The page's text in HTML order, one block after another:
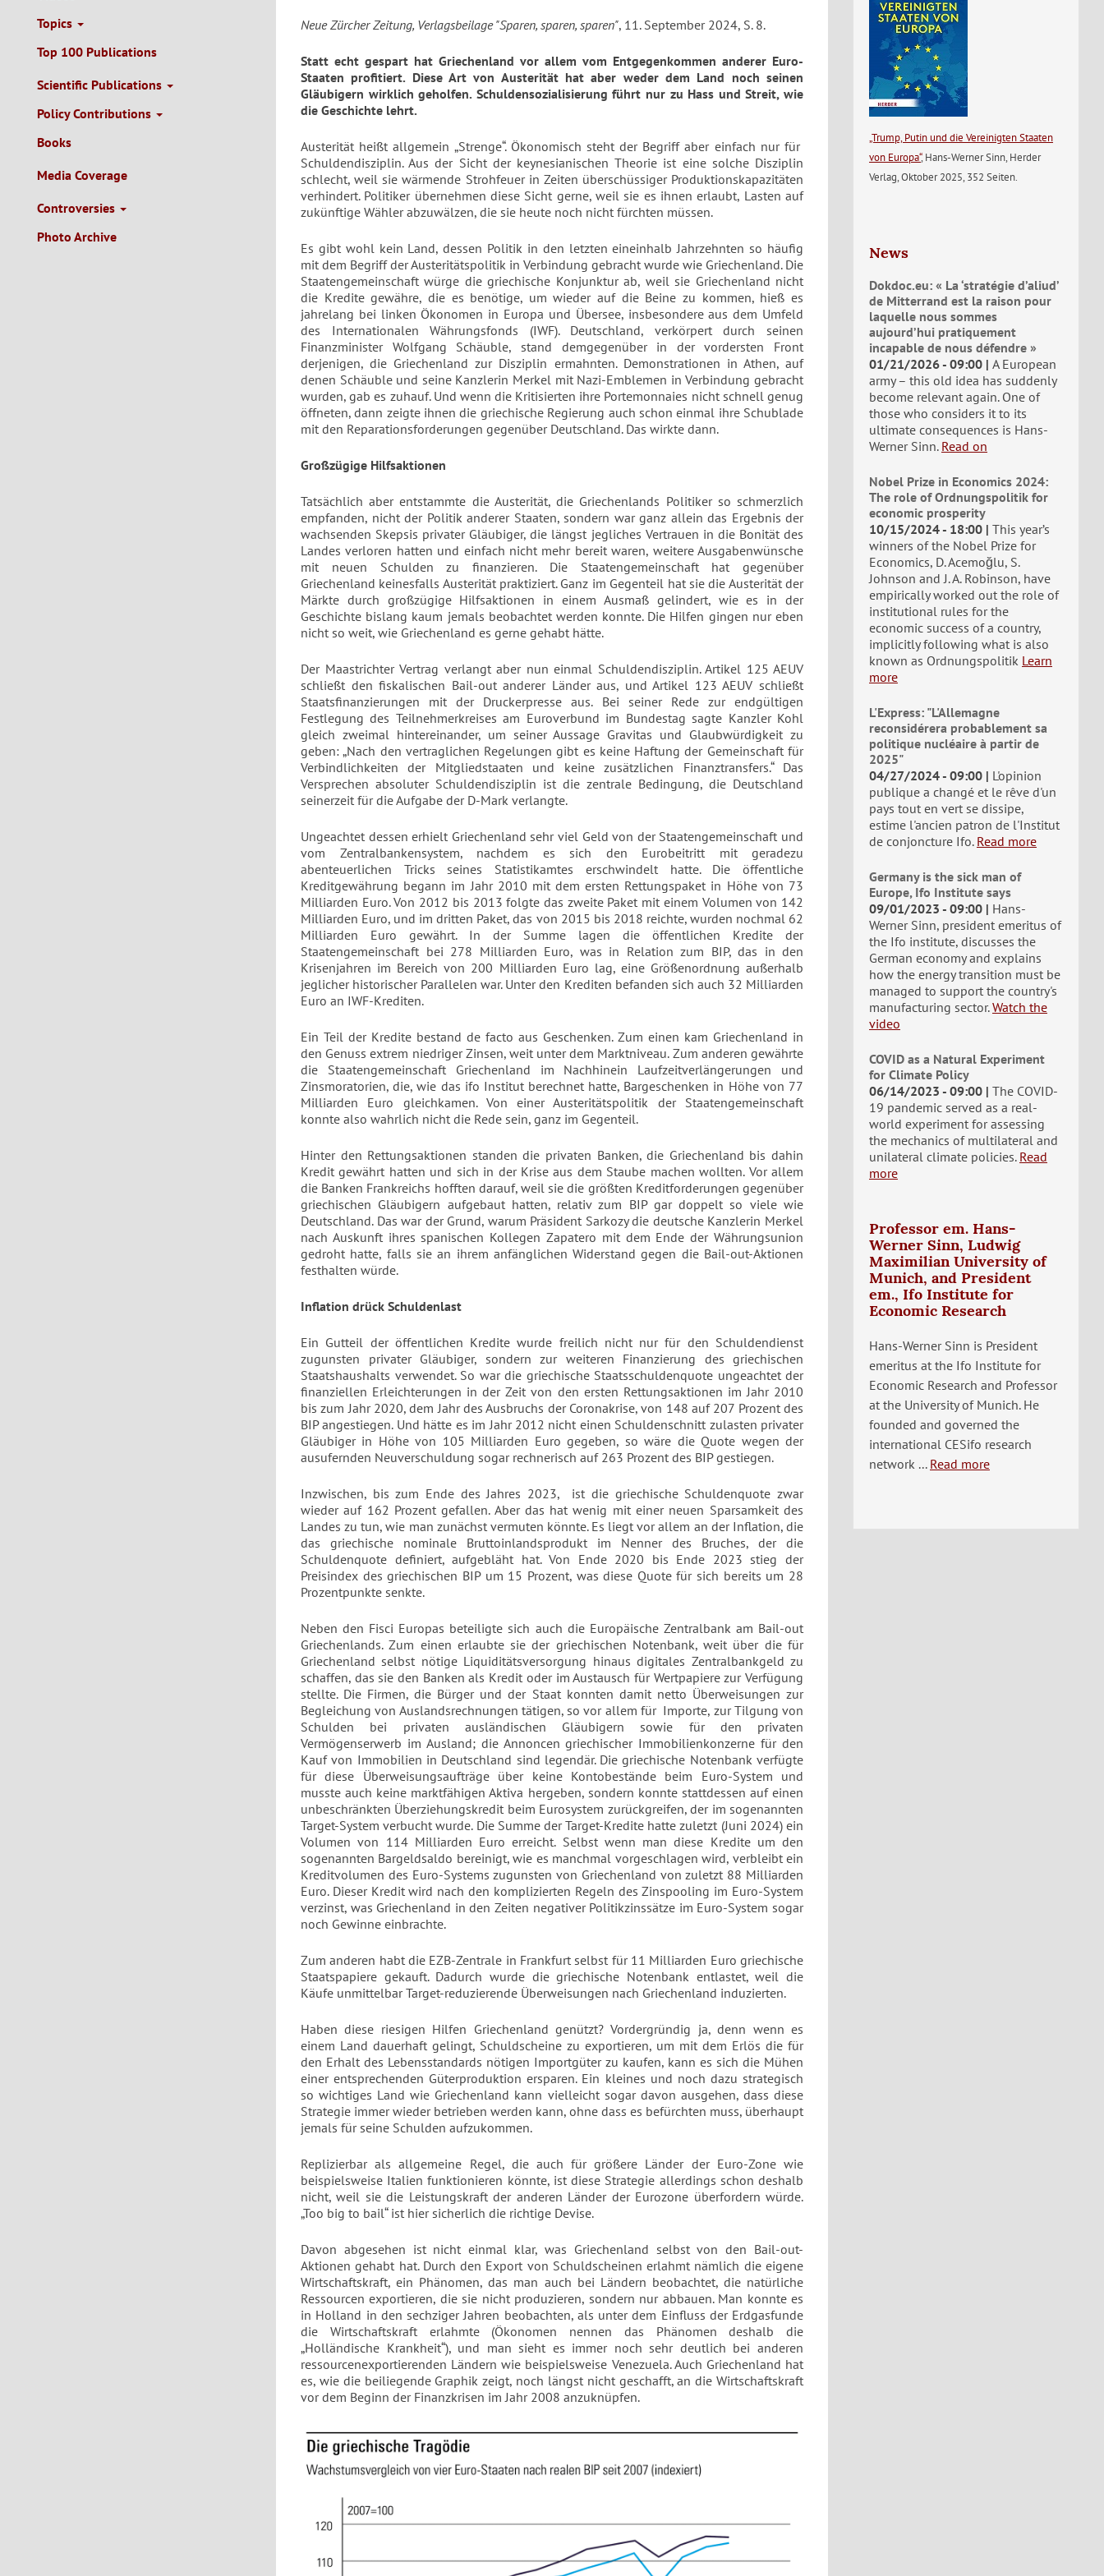
Topics
Top 100 Publications
Scientific Publications
Policy Contributions
Books
Media Coverage
Controversies
Photo Archive
Neue Zürcher Zeitung, Verlagsbeilage "Sparen, sparen, sparen", 11. September 2024, S. 8.
Statt echt gespart hat Griechenland vor allem vom Entgegenkommen anderer Euro-
Staaten profitiert. Diese Art von Austerität hat aber weder dem Land noch seinen
Gläubigern wirklich geholfen. Schuldensozialisierung führt nur zu Hass und Streit, wie
die Geschichte lehrt.
Austerität heißt allgemein „Strenge“. Ökonomisch steht der Begriff aber einfach nur für
Schuldendisziplin. Aus der Sicht der keynesianischen Theorie ist eine solche Disziplin
schlecht, weil sie wärmende Strohfeuer in Zeiten überschüssiger Produktionskapazitäten
verhindert. Politiker übernehmen diese Sicht gerne, weil sie es ihnen erlaubt, Lasten auf
zukünftige Wähler abzuwälzen, die sie heute noch nicht fürchten müssen.
Es gibt wohl kein Land, dessen Politik in den letzten eineinhalb Jahrzehnten so häufig
mit dem Begriff der Austeritätspolitik in Verbindung gebracht wurde wie Griechenland. Die
Staatengemeinschaft würge die griechische Konjunktur ab, weil sie Griechenland nicht
die Kredite gewähre, die es benötige, um wieder auf die Beine zu kommen, hieß es
jahrelang bei linken Ökonomen in Europa und Übersee, insbesondere aus dem Umfeld
des Internationalen Währungsfonds (IWF). Deutschland, verkörpert durch seinen
Finanzminister Wolfgang Schäuble, stand demgegenüber in der vordersten Front
derjenigen, die Griechenland zur Disziplin ermahnten. Demonstrationen in Athen, auf
denen Schäuble und seine Kanzlerin Merkel mit Nazi-Emblemen in Verbindung gebracht
wurden, gab es zuhauf. Und wenn die Kritisierten ihre Portemonnaies nicht schnell genug
öffneten, dann zeigte ihnen die griechische Regierung auch schon einmal ihre Schublade
mit den Reparationsforderungen gegenüber Deutschland. Das wirkte dann.
Großzügige Hilfsaktionen
Tatsächlich aber entstammte die Austerität, die Griechenlands Politiker so schmerzlich
empfanden, nicht der Politik anderer Staaten, sondern war ganz allein das Ergebnis der
wachsenden Skepsis privater Gläubiger, die längst jegliches Vertrauen in die Bonität des
Landes verloren hatten und einfach nicht mehr bereit waren, weitere Ausgabenwünsche
mit neuen Schulden zu finanzieren. Die Staatengemeinschaft hat gegenüber
Griechenland keinesfalls Austerität praktiziert. Ganz im Gegenteil hat sie die Austerität der
Märkte durch großzügige Hilfsaktionen in einem Ausmaß gelindert, wie es in der
Geschichte bislang kaum jemals beobachtet werden konnte. Die Hilfen gingen nur eben
nicht so weit, wie Griechenland es gerne gehabt hätte.
Der Maastrichter Vertrag verlangt aber nun einmal Schuldendisziplin. Artikel 125 AEUV
schließt den fiskalischen Bail-out anderer Länder aus, und Artikel 123 AEUV schließt
Staatsfinanzierungen mit der Druckerpresse aus. Bei seiner Rede zur endgültigen
Festlegung des Teilnehmerkreises am Euroverbund im Bundestag sagte Kanzler Kohl
gleich zweimal hintereinander, um seiner Aussage Gravitas und Glaubwürdigkeit zu
geben: „Nach den vertraglichen Regelungen gibt es keine Haftung der Gemeinschaft für
Verbindlichkeiten der Mitgliedstaaten und keine zusätzlichen Finanztransfers.“ Das
Versprechen absoluter Schuldendisziplin ist die zentrale Bedingung, die Deutschland
seinerzeit für die Aufgabe der D-Mark verlangte.
Ungeachtet dessen erhielt Griechenland sehr viel Geld von der Staatengemeinschaft und
vom Zentralbankensystem, nachdem es sich den Eurobeitritt mit geradezu
abenteuerlichen Tricks seines Statistikamtes erschwindelt hatte. Die öffentliche
Kreditgewährung begann im Jahr 2010 mit dem ersten Rettungspaket in Höhe von 73
Milliarden Euro. Von 2012 bis 2013 folgte das zweite Paket mit einem Volumen von 142
Milliarden Euro, und im dritten Paket, das von 2015 bis 2018 reichte, wurden nochmal 62
Milliarden Euro gewährt. In der Summe lagen die öffentlichen Kredite der
Staatengemeinschaft bei 278 Milliarden Euro, was in Relation zum BIP, das in den
Krisenjahren im Bereich von 200 Milliarden Euro lag, eine Größenordnung außerhalb
jeglicher historischer Parallelen war. Unter den Krediten befanden sich auch 32 Milliarden
Euro an IWF-Krediten.
Ein Teil der Kredite bestand de facto aus Geschenken. Zum einen kam Griechenland in
den Genuss extrem niedriger Zinsen, weit unter dem Marktniveau. Zum anderen gewährte
die Staatengemeinschaft Griechenland im Nachhinein Laufzeitverlängerungen und
Zinsmoratorien, die, wie das ifo Institut berechnet hatte, Bargeschenken in Höhe von 77
Milliarden Euro gleichkamen. Von einer Austeritätspolitik der Staatengemeinschaft
konnte also wahrlich nicht die Rede sein, ganz im Gegenteil.
Hinter den Rettungsaktionen standen die privaten Banken, die Griechenland bis dahin
Kredit gewährt hatten und sich in der Krise aus dem Staube machen wollten. Vor allem
die Banken Frankreichs hofften darauf, weil sie die größten Kreditforderungen gegenüber
griechischen Gläubigern aufgebaut hatten, relativ zum BIP gar doppelt so viele wie
Deutschland. Das war der Grund, warum Präsident Sarkozy die deutsche Kanzlerin Merkel
nach Auskunft ihres spanischen Kollegen Zapatero mit dem Ende der Währungsunion
gedroht hatte, falls sie an ihrem anfänglichen Widerstand gegen die Bail-out-Aktionen
festhalten würde.
Inflation drück Schuldenlast
Ein Gutteil der öffentlichen Kredite wurde freilich nicht nur für den Schuldendienst
zugunsten privater Gläubiger, sondern zur weiteren Finanzierung des griechischen
Staatshaushalts verwendet. So war die griechische Staatsschuldenquote ungeachtet der
finanziellen Erleichterungen in der Zeit von den ersten Rettungsaktionen im Jahr 2010
bis zum Jahr 2020, dem Jahr des Ausbruchs der Coronakrise, von 148 auf 207 Prozent des
BIP angestiegen. Und hätte es im Jahr 2012 nicht einen Schuldenschnitt zulasten privater
Gläubiger in Höhe von 105 Milliarden Euro gegeben, so wäre die Quote wegen der
ausufernden Neuverschuldung sogar rechnerisch auf 263 Prozent des BIP gestiegen.
Inzwischen, bis zum Ende des Jahres 2023,
ist die griechische Schuldenquote zwar
wieder auf 162 Prozent gefallen. Aber das hat wenig mit einer neuen Sparsamkeit des
Landes zu tun, wie man zunächst vermuten könnte. Es liegt vor allem an der Inflation, die
das griechische nominale Bruttoinlandsprodukt im Nenner des Bruches, der die
Schuldenquote definiert, aufgebläht hat. Von Ende 2020 bis Ende 2023 stieg der
Preisindex des griechischen BIP um 15 Prozent, was diese Quote für sich bereits um 28
Prozentpunkte senkte.
Neben den Fisci Europas beteiligte sich auch die Europäische Zentralbank am Bail-out
Griechenlands. Zum einen erlaubte sie der griechischen Notenbank, weit über die für
Griechenland selbst nötige Liquiditätsversorgung hinaus digitales Zentralbankgeld zu
schaffen, das sie den Banken als Kredit oder im Austausch für Wertpapiere zur Verfügung
stellte. Die Firmen, die Bürger und der Staat konnten damit netto Überweisungen zur
Begleichung von Auslandsrechnungen tätigen, so vor allem für Importe, zur Tilgung von
Schulden bei privaten ausländischen Gläubigern sowie für den privaten
Vermögenserwerb im Ausland; die Annoncen griechischer Immobilienkonzerne für den
Kauf von Immobilien in Deutschland sind legendär. Die griechische Notenbank verfügte
für diese Überweisungsaufträge über keine Kontobestände beim Euro-System und
musste auch keine marktfähigen Aktiva hergeben, sondern konnte stattdessen auf einen
unbeschränkten Überziehungskredit beim Eurosystem zurückgreifen, der im sogenannten
Target-System verbucht wurde. Die Summe der Target-Kredite hatte zuletzt (Juni 2024) ein
Volumen von 114 Milliarden Euro erreicht. Selbst wenn man diese Kredite um den
sogenannten Bargeldsaldo bereinigt, wie es manchmal vorgeschlagen wird, verbleibt ein
Kreditvolumen des Euro-Systems zugunsten von Griechenland von zuletzt 88 Milliarden
Euro. Dieser Kredit wird nach den komplizierten Regeln des Zinspooling im Euro-System
verzinst, was Griechenland in den Zeiten negativer Politikzinssätze im Euro-System sogar
noch Gewinne einbrachte.
Zum anderen habt die EZB-Zentrale in Frankfurt selbst für 11 Milliarden Euro griechische
Staatspapiere gekauft. Dadurch wurde die griechische Notenbank entlastet, weil die
Käufe unmittelbar Target-reduzierende Überweisungen nach Griechenland induzierten.
Haben diese riesigen Hilfen Griechenland genützt? Vordergründig ja, denn wenn es
einem Land dauerhaft gelingt, Schuldscheine zu exportieren, um mit dem Erlös die für
den Erhalt des Lebensstandards nötigen Importgüter zu kaufen, kann es sich die Mühen
einer entsprechenden Güterproduktion ersparen. Ein kleines und noch dazu strategisch
so wichtiges Land wie Griechenland kann vielleicht sogar davon ausgehen, dass diese
Strategie immer wieder betrieben werden kann, ohne dass es befürchten muss, überhaupt
jemals für seine Schulden aufzukommen.
Replizierbar als allgemeine Regel, die auch für größere Länder der Euro-Zone wie
beispielsweise Italien funktionieren könnte, ist diese Strategie allerdings schon deshalb
nicht, weil sie die Leistungskraft der anderen Länder der Eurozone überfordern würde.
„Too big to bail“ ist hier sicherlich die richtige Devise.
Davon abgesehen ist nicht einmal klar, was Griechenland selbst von den Bail-out-
Aktionen gehabt hat. Durch den Export von Schuldscheinen erlahmt nämlich die eigene
Wirtschaftskraft, ein Phänomen, das man auch bei Ländern beobachtet, die natürliche
Ressourcen exportieren, die sie nicht produzieren, sondern nur abbauen. Man konnte es
in Holland in den sechziger Jahren beobachten, als unter dem Einfluss der Erdgasfunde
die Wirtschaftskraft erlahmte (Ökonomen nennen das Phänomen deshalb die
„Holländische Krankheit“), und man sieht es immer noch sehr deutlich bei anderen
ressourcenexportierenden Ländern wie beispielsweise Venezuela. Auch Griechenland hat
es, wie die beiliegende Graphik zeigt, noch längst nicht geschafft, an die Wirtschaftskraft
vor dem Beginn der Finanzkrisen im Jahr 2008 anzuknüpfen.
„Trump, Putin und die Vereinigten Staaten
von Europa“, Hans-Werner Sinn, Herder
Verlag, Oktober 2025, 352 Seiten.
News
Dokdoc.eu: « La ‘stratégie d’aliud’
de Mitterrand est la raison pour
laquelle nous sommes
aujourd’hui pratiquement
incapable de nous défendre »
01/21/2026 - 09:00 A European
army – this old idea has suddenly
become relevant again. One of
those who considers it to its
ultimate consequences is Hans-
Werner Sinn. Read on
Nobel Prize in Economics 2024:
The role of Ordnungspolitik for
economic prosperity
10/15/2024 - 18:00 This year’s
winners of the Nobel Prize for
Economics, D. Acemoğlu, S.
Johnson and J. A. Robinson, have
empirically worked out the role of
institutional rules for the
economic success of a country,
implicitly following what is also
known as Ordnungspolitik Learn
more
L'Express: "L'Allemagne
reconsidérera probablement sa
politique nucléaire à partir de
2025"
04/27/2024 - 09:00
L'opinion
publique a changé et le rêve d'un
pays tout en vert se dissipe,
estime l'ancien patron de l'Institut
de conjoncture Ifo. Read more
Germany is the sick man of
Europe, Ifo Institute says
09/01/2023 - 09:00
Hans-
Werner Sinn, president emeritus of
the Ifo institute, discusses the
German economy and explains
how the energy transition must be
managed to support the country's
manufacturing sector. Watch the
video
COVID as a Natural Experiment
for Climate Policy
06/14/2023 - 09:00 The COVID-
19 pandemic served as a real-
world experiment for assessing
the mechanics of multilateral and
unilateral climate policies. Read
more
Professor em. Hans-
Werner Sinn, Ludwig
Maximilian University of
Munich, and President
em., Ifo Institute for
Economic Research
Hans-Werner Sinn is President
emeritus at the Ifo Institute for
Economic Research and Professor
at the University of Munich. He
founded and governed the
international CESifo research
network ... Read more